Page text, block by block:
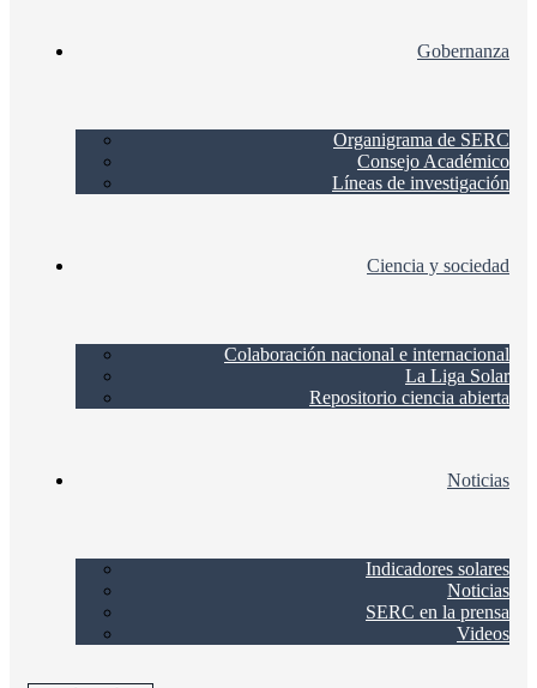
Gobernanza
Organigrama de SERC
Consejo Académico
Líneas de investigación
Ciencia y sociedad
Colaboración nacional e internacional
La Liga Solar
Repositorio ciencia abierta
Noticias
Indicadores solares
Noticias
SERC en la prensa
Videos